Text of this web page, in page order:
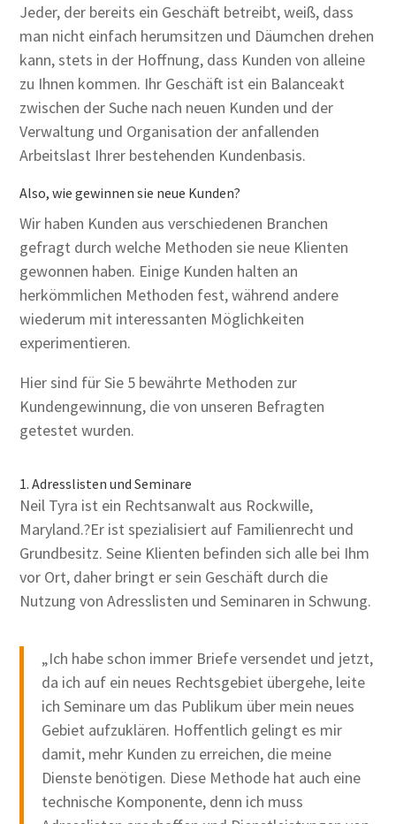
Jeder, der bereits ein Geschäft betreibt, weiß, dass
man nicht einfach herumsitzen und Däumchen drehen
kann, stets in der Hoffnung, dass Kunden von alleine
zu Ihnen kommen. Ihr Geschäft ist ein Balanceakt
zwischen der Suche nach neuen Kunden und der
Verwaltung und Organisation der anfallenden
Arbeitslast Ihrer bestehenden Kundenbasis.
Also, wie gewinnen sie neue Kunden?
Wir haben Kunden aus verschiedenen Branchen
gefragt durch welche Methoden sie neue Klienten
gewonnen haben. Einige Kunden halten an
herkömmlichen Methoden fest, während andere
wiederum mit interessanten Möglichkeiten
experimentieren.
Hier sind für Sie 5 bewährte Methoden zur
Kundengewinnung, die von unseren Befragten
getestet wurden.
1. Adresslisten und Seminare
Neil Tyra ist ein Rechtsanwalt aus Rockwille,
Maryland.?Er ist spezialisiert auf Familienrecht und
Grundbesitz. Seine Klienten befinden sich alle bei Ihm
vor Ort, daher bringt er sein Geschäft durch die
Nutzung von Adresslisten und Seminaren in Schwung.
„Ich habe schon immer Briefe versendet und jetzt,
da ich auf ein neues Rechtsgebiet übergehe, leite
ich Seminare um das Publikum über mein neues
Gebiet aufzuklären. Hoffentlich gelingt es mir
damit, mehr Kunden zu erreichen, die meine
Dienste benötigen. Diese Methode hat auch eine
technische Komponente, denn ich muss